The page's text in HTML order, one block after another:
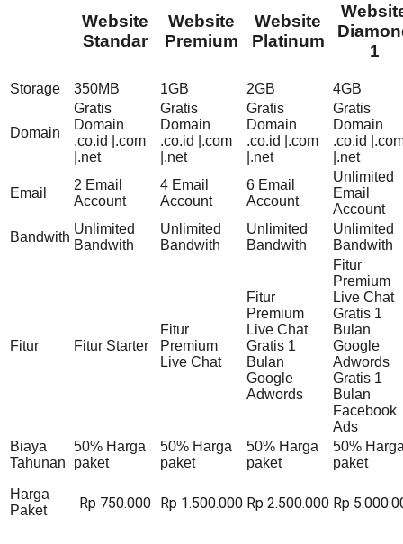
Website
Standar
Website
Premium
Website
Platinum
1
Storage 350MB 1GB 2GB 4GB
Domain
Gratis
Domain
.co.id |.com
|.net
Gratis
Domain
.co.id |.com
|.net
Gratis
Domain
.co.id |.com
|.net
Gratis
Domain
.co.id
|.net
Email
2 Email
Account
4 Email
Account
6 Email
Account
Unlimited
Email
Account
Bandwith
Unlimited
Bandwith
Unlimited
Bandwith
Unlimited
Bandwith
Unlimited
Bandwith
Fitur Fitur Starter
Fitur
Premium
Live Chat
Fitur
Premium
Live Chat
Gratis 1
Bulan
Google
Adwords
Fitur
Premium
Live Chat
Gratis 1
Bulan
Google
Adwords
Gratis 1
Bulan
Facebook
Ads
Biaya
Tahunan
50% Harga
paket
50% Harga
paket
50% Harga
paket
50%
paket
Harga
Paket
Rp 750.000 Rp 1.500.000 Rp 2.500.000 Rp